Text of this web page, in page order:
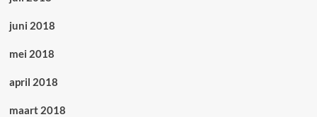
juni 2018
mei 2018
april 2018
maart 2018